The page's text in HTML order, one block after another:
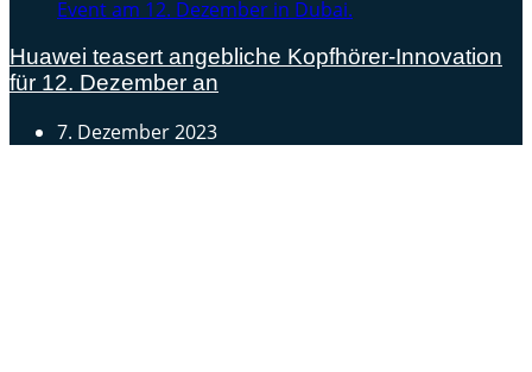
Huawei teasert angebliche Kopfhörer-Innovation
für 12. Dezember an
7. Dezember 2023